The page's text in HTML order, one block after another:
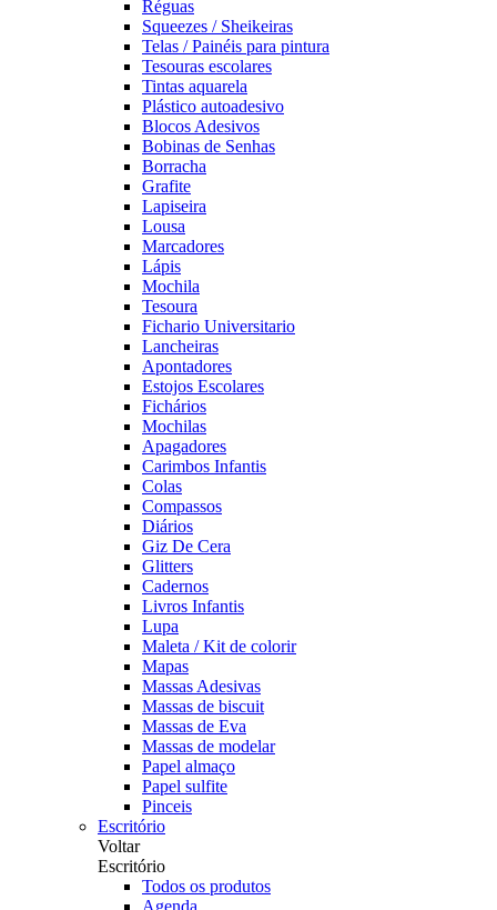
Réguas
Squeezes / Sheikeiras
Telas / Painéis para pintura
Tesouras escolares
Tintas aquarela
Plástico autoadesivo
Blocos Adesivos
Bobinas de Senhas
Borracha
Grafite
Lapiseira
Lousa
Marcadores
Lápis
Mochila
Tesoura
Fichario Universitario
Lancheiras
Apontadores
Estojos Escolares
Fichários
Mochilas
Apagadores
Carimbos Infantis
Colas
Compassos
Diários
Giz De Cera
Glitters
Cadernos
Livros Infantis
Lupa
Maleta / Kit de colorir
Mapas
Massas Adesivas
Massas de biscuit
Massas de Eva
Massas de modelar
Papel almaço
Papel sulfite
Pinceis
Escritório
Voltar
Escritório
Todos os produtos
Agenda